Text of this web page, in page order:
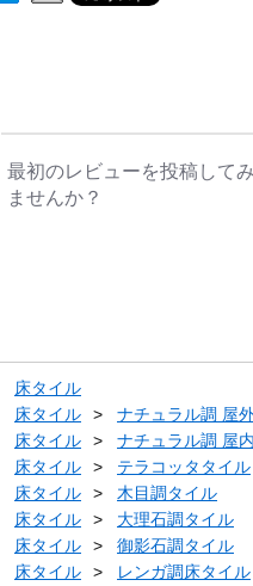
最初のレビューを投稿してみ
ませんか？
床タイル
床タイル
ナチュラル調 屋
床タイル
ナチュラル調 屋
床タイル
テラコッタタイル
床タイル
木目調タイル
床タイル
大理石調タイル
床タイル
御影石調タイル
床タイル
レンガ調床タイル